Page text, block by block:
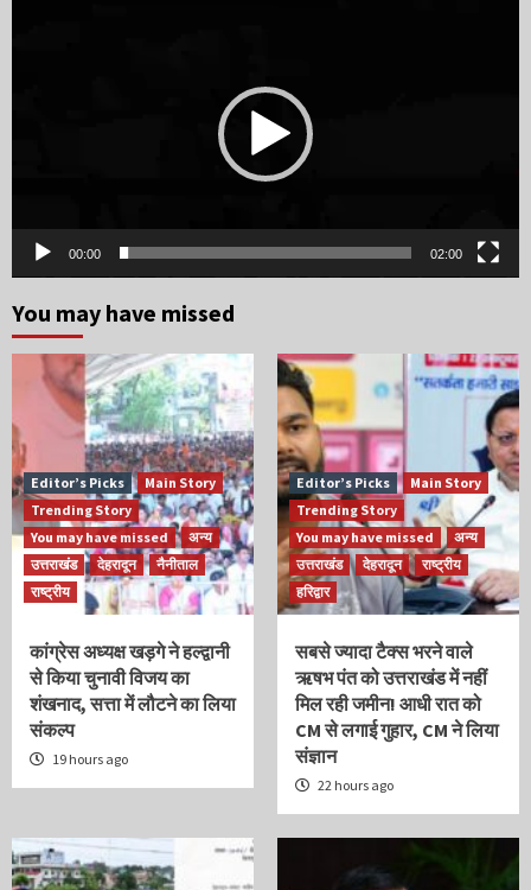
00:00 02:00
You may have missed
Editor’s Picks
Main Story
Trending Story
You may have missed
अन्य
उत्तराखंड
देहरादून
नैनीताल
राष्ट्रीय
कांग्रेस अध्यक्ष खड़गे ने हल्द्वानी
से किया चुनावी विजय का
शंखनाद, सत्ता में लौटने का लिया
संकल्प
19 hours ago
Editor’s Picks
Main Story
Trending Story
You may have missed
अन्य
उत्तराखंड
देहरादून
राष्ट्रीय
हरिद्वार
सबसे ज्यादा टैक्स भरने वाले
ऋषभ पंत को उत्तराखंड में नहीं
मिल रही जमीन! आधी रात को
CM से लगाई गुहार, CM ने लिया
संज्ञान
22 hours ago